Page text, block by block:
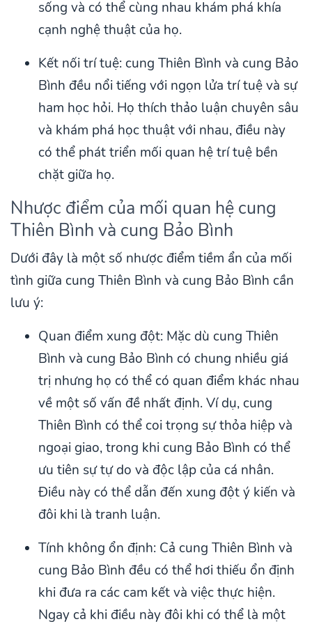
sống và có thể cùng nhau khám phá khía
cạnh nghệ thuật của họ.
Kết nối trí tuệ: cung Thiên Bình và cung Bảo
Bình đều nổi tiếng với ngọn lửa trí tuệ và sự
ham học hỏi. Họ thích thảo luận chuyên sâu
và khám phá học thuật với nhau, điều này
có thể phát triển mối quan hệ trí tuệ bền
chặt giữa họ.
Nhược điểm của mối quan hệ cung
Thiên Bình và cung Bảo Bình
Dưới đây là một số nhược điểm tiềm ẩn của mối
tình giữa cung Thiên Bình và cung Bảo Bình cần
lưu ý:
Quan điểm xung đột: Mặc dù cung Thiên
Bình và cung Bảo Bình có chung nhiều giá
trị nhưng họ có thể có quan điểm khác nhau
về một số vấn đề nhất định. Ví dụ, cung
Thiên Bình có thể coi trọng sự thỏa hiệp và
ngoại giao, trong khi cung Bảo Bình có thể
ưu tiên sự tự do và độc lập của cá nhân.
Điều này có thể dẫn đến xung đột ý kiến và
đôi khi là tranh luận.
Tính không ổn định: Cả cung Thiên Bình và
cung Bảo Bình đều có thể hơi thiếu ổn định
khi đưa ra các cam kết và việc thực hiện.
Ngay cả khi điều này đôi khi có thể là một